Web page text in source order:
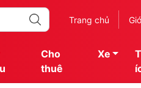
Trang chủ
Cho
thuê
Xe